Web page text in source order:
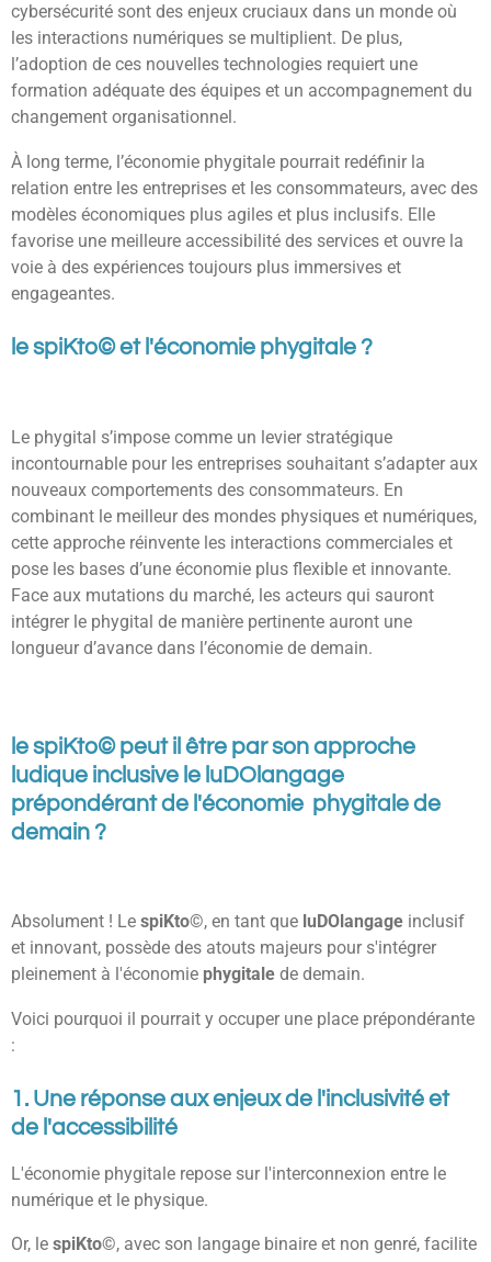
cybersécurité sont des enjeux cruciaux dans un monde où
les interactions numériques se multiplient. De plus,
l’adoption de ces nouvelles technologies requiert une
formation adéquate des équipes et un accompagnement du
changement organisationnel.
À long terme, l’économie phygitale pourrait redéfinir la
relation entre les entreprises et les consommateurs, avec des
modèles économiques plus agiles et plus inclusifs. Elle
favorise une meilleure accessibilité des services et ouvre la
voie à des expériences toujours plus immersives et
engageantes.
le spiKto© et l'économie phygitale ?
Le phygital s’impose comme un levier stratégique
incontournable pour les entreprises souhaitant s’adapter aux
nouveaux comportements des consommateurs. En
combinant le meilleur des mondes physiques et numériques,
cette approche réinvente les interactions commerciales et
pose les bases d’une économie plus flexible et innovante.
Face aux mutations du marché, les acteurs qui sauront
intégrer le phygital de manière pertinente auront une
longueur d’avance dans l’économie de demain.
le spiKto© peut il être par son approche
ludique inclusive le luDOlangage
prépondérant de l'économie phygitale de
demain ?
Absolument ! Le spiKto©, en tant que luDOlangage inclusif
et innovant, possède des atouts majeurs pour s'intégrer
pleinement à l'économie phygitale de demain.
Voici pourquoi il pourrait y occuper une place prépondérante
:
1. Une réponse aux enjeux de l'inclusivité et
de l'accessibilité
L'économie phygitale repose sur l'interconnexion entre le
numérique et le physique.
Or, le spiKto©, avec son langage binaire et non genré, facilite